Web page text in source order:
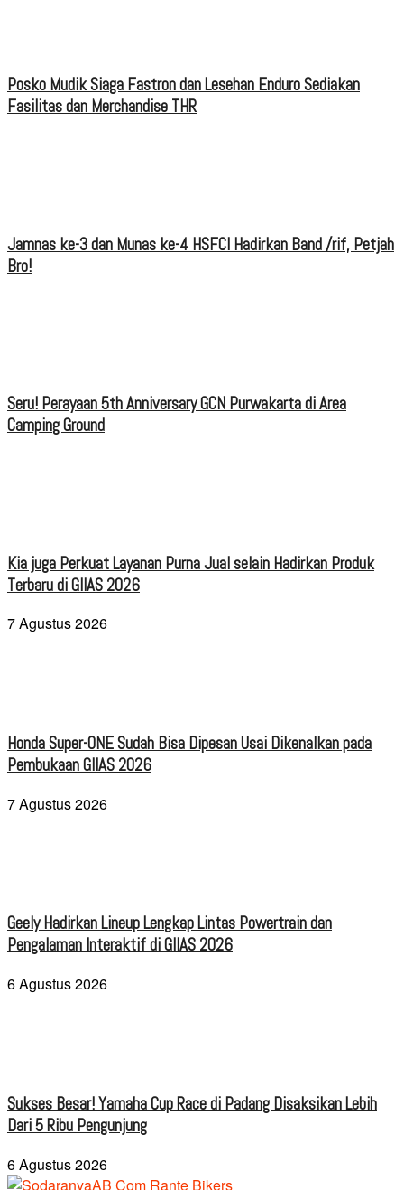
Posko Mudik Siaga Fastron dan Lesehan Enduro Sediakan
Fasilitas dan Merchandise THR
Jamnas ke-3 dan Munas ke-4 HSFCI Hadirkan Band /rif, Petjah
Bro!
Seru! Perayaan 5th Anniversary GCN Purwakarta di Area
Camping Ground
Kia juga Perkuat Layanan Purna Jual selain Hadirkan Produk
Terbaru di GIIAS 2026
7 Agustus 2026
Honda Super-ONE Sudah Bisa Dipesan Usai Dikenalkan pada
Pembukaan GIIAS 2026
7 Agustus 2026
Geely Hadirkan Lineup Lengkap Lintas Powertrain dan
Pengalaman Interaktif di GIIAS 2026
6 Agustus 2026
Sukses Besar! Yamaha Cup Race di Padang Disaksikan Lebih
Dari 5 Ribu Pengunjung
6 Agustus 2026